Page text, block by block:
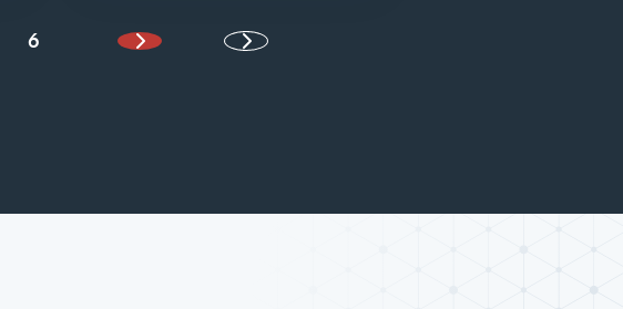
6
Page suivante